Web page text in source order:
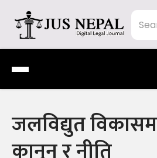
content
Jus Nepal | www.jusnepal.com
Digital Legal Journal
जलविद्युत